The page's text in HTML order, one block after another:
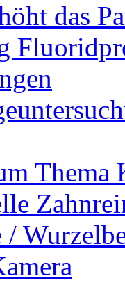
das
Thema